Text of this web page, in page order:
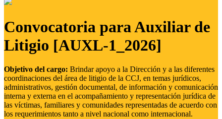
Convocatoria para Auxiliar de
Litigio [AUXL-1_2026]
Objetivo del cargo: Brindar apoyo a la Dirección y a las diferentes
coordinaciones del área de litigio de la CCJ, en temas jurídicos,
administrativos, gestión documental, de información y comunicación
interna y externa en el acompañamiento y representación jurídica de
las víctimas, familiares y comunidades representadas de acuerdo con
los requerimientos tanto a nivel nacional como internacional.